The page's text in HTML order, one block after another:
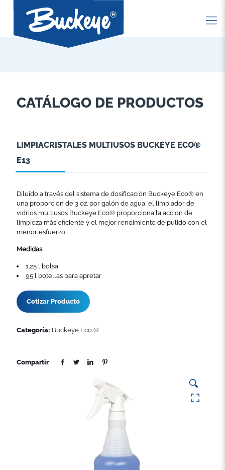
CATÁLOGO DE PRODUCTOS
LIMPIACRISTALES MULTIUSOS BUCKEYE ECO®
E13
Diluido a través del sistema de dosificación Buckeye Eco® en
una proporción de 3 oz. por galón de agua, el limpiador de
vidrios multiusos Buckeye Eco® proporciona la acción de
limpieza más eficiente y el mejor rendimiento de pulido con el
menor esfuerzo.
Medidas
1.25 l bolsa
95 l botellas para apretar
Cotizar Producto
Categoría: Buckeye Eco ®
Compartir